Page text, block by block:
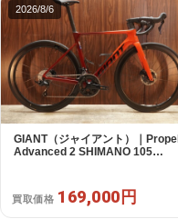
2026/8/6
GIANT（ジャイアント）｜Propel
Advanced 2 SHIMANO 105
買取価格 169,000円